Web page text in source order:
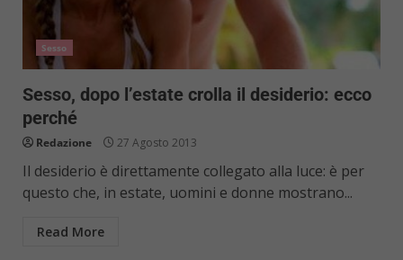
Sesso
Sesso, dopo l’estate crolla il desiderio: ecco
perché
Redazione 27 Agosto 2013
Il desiderio è direttamente collegato alla luce: è per
questo che, in estate, uomini e donne mostrano...
Read More